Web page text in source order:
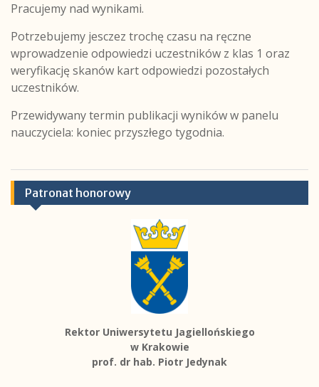
Pracujemy nad wynikami.
Potrzebujemy jesczez trochę czasu na ręczne
wprowadzenie odpowiedzi uczestników z klas 1 oraz
weryfikację skanów kart odpowiedzi pozostałych
uczestników.
Przewidywany termin publikacji wyników w panelu
nauczyciela: koniec przyszłego tygodnia.
Patronat honorowy
Rektor Uniwersytetu Jagiellońskiego
w Krakowie
prof. dr hab. Piotr Jedynak